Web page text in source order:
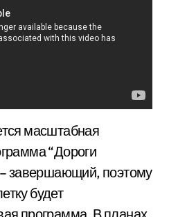
масштабная
“Дороги
завершающий, поэтому
будет